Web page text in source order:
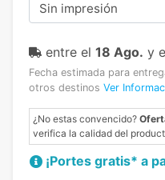
Sin impresión
entre el 18 Ago. y
Fecha estimada para
otros destinos Ver
¿No estas convencido?
verifica la calidad del
¡Portes gratis* a